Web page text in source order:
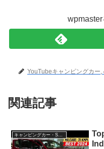
YouTubeキャンピングカー
関連記事
キャンピングカー・SUV人気車種